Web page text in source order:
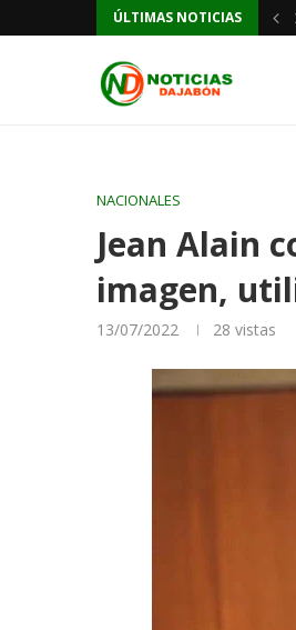
ÚLTIMAS NOTICIAS
NACIONALES
Jean Alain
imagen,
13/07/2022 28 vistas